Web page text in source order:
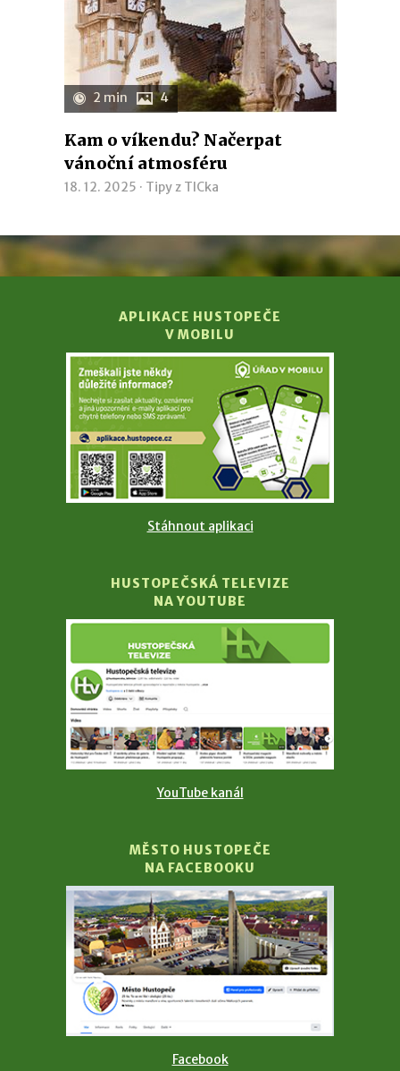
2 min 4
Kam o víkendu? Načerpat
vánoční atmosféru
18. 12. 2025 · Tipy z TICka
APLIKACE HUSTOPEČE
V MOBILU
Stáhnout aplikaci
HUSTOPEČSKÁ TELEVIZE
NA YOUTUBE
YouTube kanál
MĚSTO HUSTOPEČE
NA FACEBOOKU
Facebook